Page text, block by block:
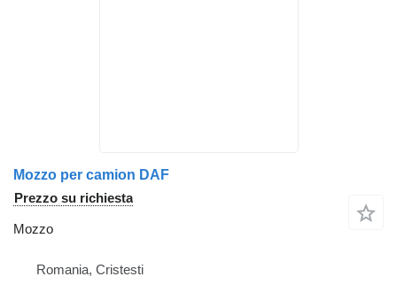
Mozzo per camion DAF
Prezzo su richiesta
Mozzo
Romania, Cristesti